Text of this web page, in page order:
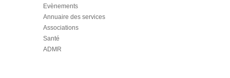
Evènements
Annuaire des services
Associations
Santé
ADMR